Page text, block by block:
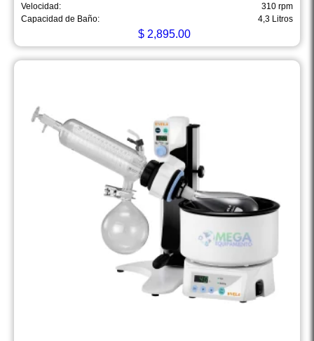
Velocidad:
310 rpm
Capacidad de Baño:
4,3 Litros
$2,895.00